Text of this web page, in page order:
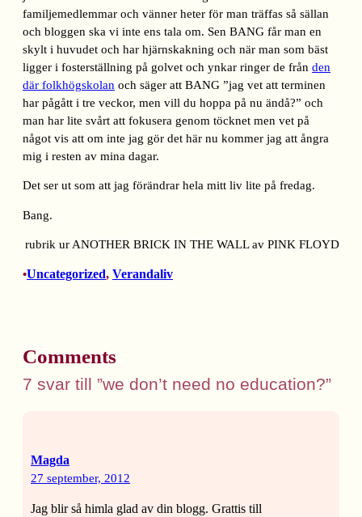
familjemedlemmar och vänner heter för man träffas så sällan
och bloggen ska vi inte ens tala om. Sen BANG får man en
skylt i huvudet och har hjärnskakning och när man som bäst
ligger i fosterställning på golvet och ynkar ringer de från den
där folkhögskolan och säger att BANG ”jag vet att terminen
har pågått i tre veckor, men vill du hoppa på nu ändå?” och
man har lite svårt att fokusera genom töcknet men vet på
något vis att om inte jag gör det här nu kommer jag att ångra
mig i resten av mina dagar.
Det ser ut som att jag förändrar hela mitt liv lite på fredag.
Bang.
rubrik ur ANOTHER BRICK IN THE WALL av PINK FLOYD
•Uncategorized, Verandaliv
Comments
7 svar till ”we don’t need no education?”
Magda
27 september, 2012
Jag blir så himla glad av din blogg. Grattis till